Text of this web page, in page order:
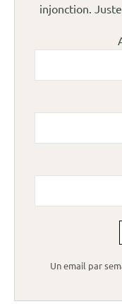
injonction.
Un email par